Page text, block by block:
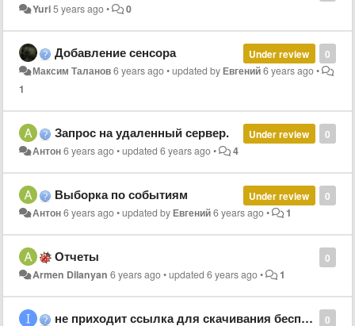
Yuri5 years ago• 0
0
Under review
Добавление сенсора
Максим Таланов6 years ago•updated byЕвгений6 years ago•
1
0
Under review
Запрос на удаленный сервер.
Антон6 years ago•updated6 years ago• 4
0
Under review
Выборка по событиям
Антон6 years ago•updated byЕвгений6 years ago• 1
0
Отчеты
Armen Dilanyan 6 years ago•updated6 years ago• 1
0
не приходит ссылка для скачивания бесплатной версии